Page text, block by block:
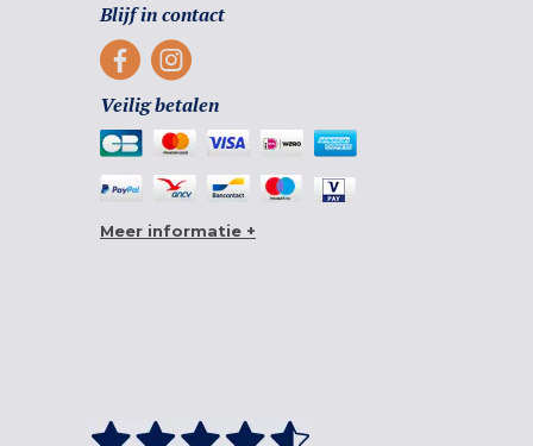
Blijf in contact
Veilig betalen
Meer informatie +